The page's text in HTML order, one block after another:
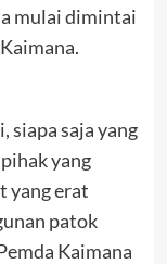
mulai dimintai
siapa saja yang
yang
yang erat
patok
Kaimana